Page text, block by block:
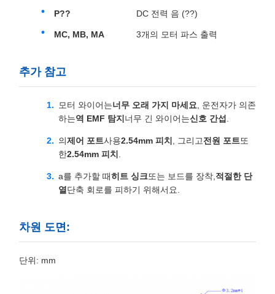
P?? DC 전력 음 (??)
MC, MB, MA 3개의 모터 파스 출력
추가 참고
모터 와이어는너무 오래 가지 마세요 , 운전자가 의존
하는역 EMF 탐지너무 긴 와이어는신호 간섭
의제어 포트사용2.54mm 피치 , 그리고전원 포트또
한2.54mm 피치
a를 추가할 때히트 싱크또는 보드를 장착, 적절한 단
열단축 회로를 피하기 위해서요.
차원 도면:
단위: mm